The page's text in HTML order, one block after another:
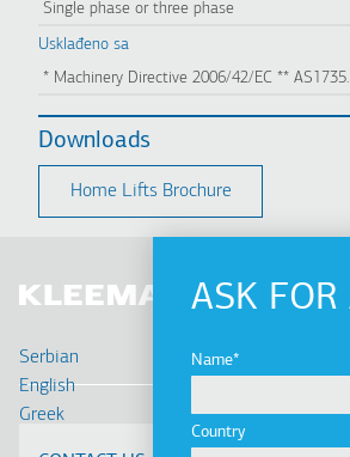
Single phase or three phase
Usklađeno sa
* Machinery Directive 2006/42/EC **
Downloads
Home Lifts Brochure
ASK FOR
Name
Country
Serbian
English
Greek